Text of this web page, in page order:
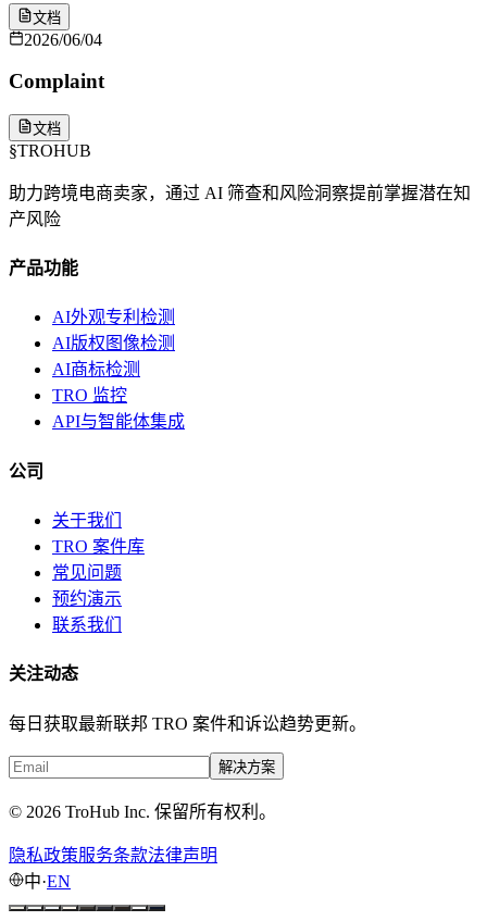
文档
2026/06/04
Complaint
文档
§TROHUB
助力跨境电商卖家，通过 AI 筛查和风险洞察提前掌握潜在知
产风险
产品功能
AI外观专利检测
AI版权图像检测
AI商标检测
TRO 监控
API与智能体集成
公司
关于我们
TRO 案件库
常见问题
预约演示
联系我们
关注动态
每日获取最新联邦 TRO 案件和诉讼趋势更新。
解决方案
© 2026 TroHub Inc. 保留所有权利。
隐私政策服务条款法律声明
中·EN